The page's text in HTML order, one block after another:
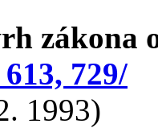
zákona
729/
1993)